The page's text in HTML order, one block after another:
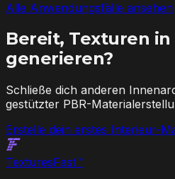
Alle Anwendungsfälle ansehen
Bereit, Texturen
generieren?
Schließe dich anderen
gestützter PBR-
Erstelle dein erstes Interieur-
TexturesFast™